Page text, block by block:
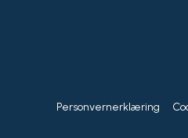
Personvernerklæring